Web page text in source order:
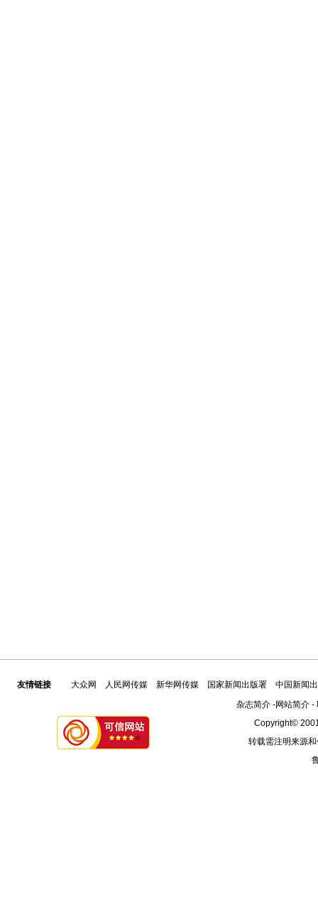
友情链接 大众网 人民网传媒 新华网传媒 国家新闻出版署
中国新闻
杂志简介-网站简介-
Copyright©
转载需注明来源